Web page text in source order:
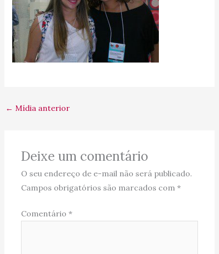
← Mídia anterior
Deixe um comentário
O seu endereço de e-mail não será publicado.
Campos obrigatórios são marcados com *
Comentário *